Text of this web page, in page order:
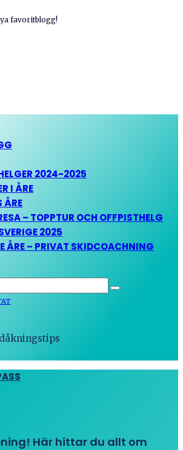
favoritblogg!
2024-2025
I ÅRE
ÅRE
– TOPPTUR OCH OFFPISTHELG
2025
ÅRE – PRIVAT SKIDCOACHNING
Här hittar du allt om